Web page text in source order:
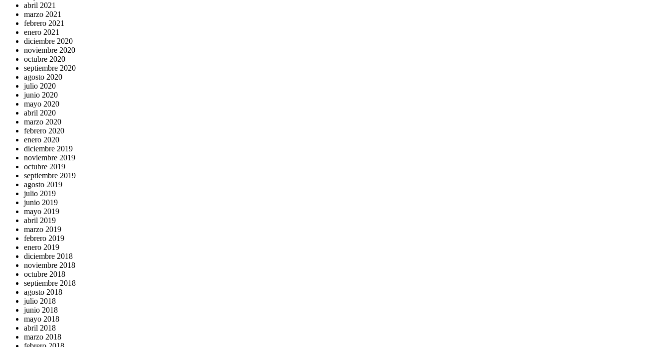
abril 2021
marzo 2021
febrero 2021
enero 2021
diciembre 2020
noviembre 2020
octubre 2020
septiembre 2020
agosto 2020
julio 2020
junio 2020
mayo 2020
abril 2020
marzo 2020
febrero 2020
enero 2020
diciembre 2019
noviembre 2019
octubre 2019
septiembre 2019
agosto 2019
julio 2019
junio 2019
mayo 2019
abril 2019
marzo 2019
febrero 2019
enero 2019
diciembre 2018
noviembre 2018
octubre 2018
septiembre 2018
agosto 2018
julio 2018
junio 2018
mayo 2018
abril 2018
marzo 2018